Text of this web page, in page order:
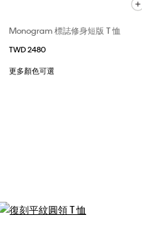
Monogram 標誌修身短版 T 恤
TWD 2480
更多顏色可選